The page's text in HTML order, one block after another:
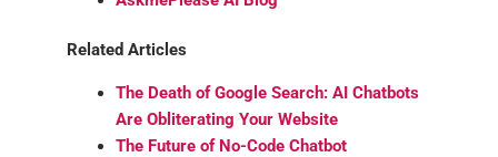
Related Articles
The Death of Google Search: AI Chatbots
Are Obliterating Your Website
The Future of No-Code Chatbot